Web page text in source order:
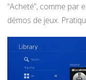
“Acheté”, comme par
démos de jeux.